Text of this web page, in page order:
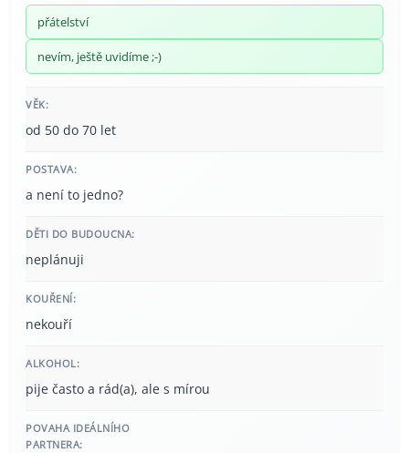
přátelství
nevím, ještě uvidíme ;-)
VĚK:
od 50 do 70 let
POSTAVA:
a není to jedno?
DĚTI DO BUDOUCNA:
neplánuji
KOUŘENÍ:
nekouří
ALKOHOL:
pije často a rád(a), ale s mírou
POVAHA IDEÁLNÍHO
PARTNERA: